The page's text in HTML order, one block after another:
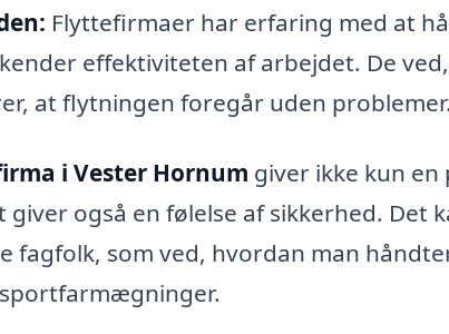
Flyttefirmaer har erfaring med at
effektiviteten af arbejdet. De
at flytningen foregår uden problemer.
i Vester Hornum giver ikke kun
også en følelse af sikkerhed. Det
fagfolk, som ved, hvordan man